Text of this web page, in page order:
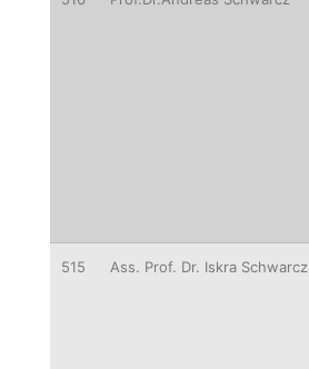
515 Ass. Prof. Dr. Iskra Schwarcz